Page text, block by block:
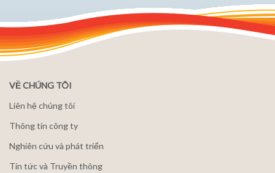
VỀ CHÚNG TÔI
Liên hệ chúng tôi
Thông tin công ty
Nghiên cứu và phát triển
Tin tức và Truyền thông